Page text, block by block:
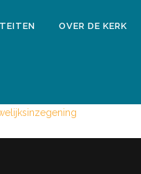
OVER DE KERK
EN LOTTE DE